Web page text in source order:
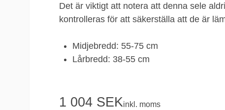
Det är viktigt att notera att denna sele
kontrolleras för att säkerställa att de är
Midjebredd: 55-75 cm
Lårbredd: 38-55 cm
1 004 SEKinkl. moms